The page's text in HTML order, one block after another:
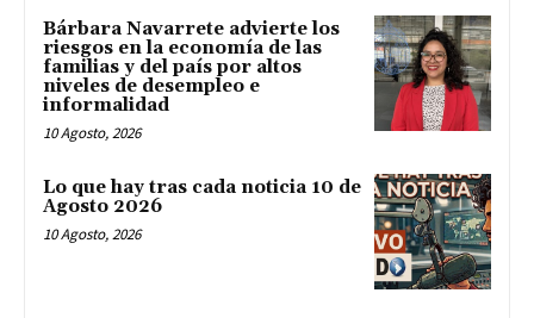
Bárbara Navarrete advierte los
riesgos en la economía de las
familias y del país por altos
niveles de desempleo e
informalidad
10 Agosto, 2026
Lo que hay tras cada noticia 10 de
Agosto 2026
10 Agosto, 2026